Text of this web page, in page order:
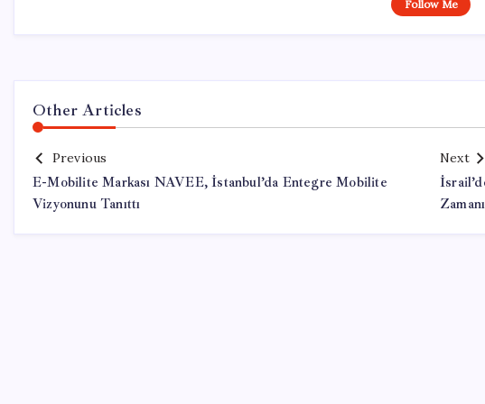
Follow Me
Other Articles
Previous
E-Mobilite Markası NAVEE, İstanbul’da Entegre Mobilite
Vizyonunu Tanıttı
Next